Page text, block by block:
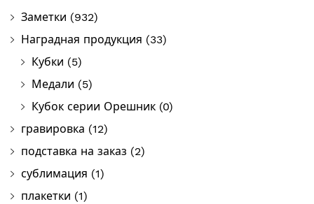
Заметки (932)
Наградная продукция (33)
Кубки (5)
Медали (5)
Кубок серии Орешник (0)
гравировка (12)
подставка на заказ (2)
сублимация (1)
плакетки (1)